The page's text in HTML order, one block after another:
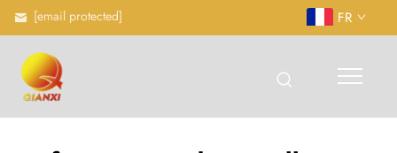
[email protected] FR